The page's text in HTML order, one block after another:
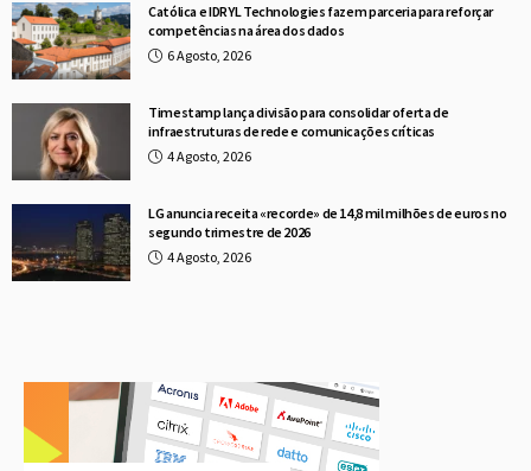
Católica e IDRYL Technologies fazem parceria para reforçar
competências na área dos dados
6 Agosto, 2026
Timestamp lança divisão para consolidar oferta de
infraestruturas de rede e comunicações críticas
4 Agosto, 2026
LG anuncia receita «recorde» de 14,8 mil milhões de euros no
segundo trimestre de 2026
4 Agosto, 2026